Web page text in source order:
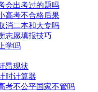
会出考过的题吗
高考不合格后果
消二本和大专吗
志愿填报技巧
学吗
昂现状
时计算器
考不公平国家不管吗